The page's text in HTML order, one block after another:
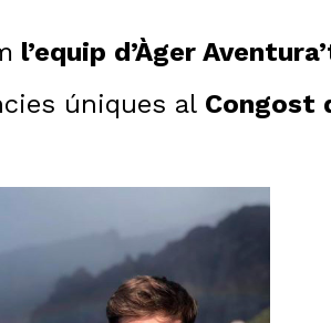
l’equip d’Àger
úniques al Congost